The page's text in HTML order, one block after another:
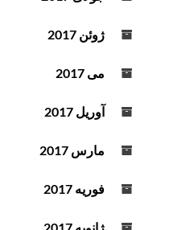
ژوئن 2017
می 2017
آوریل 2017
مارس 2017
فوریه 2017
ژانویه 2017